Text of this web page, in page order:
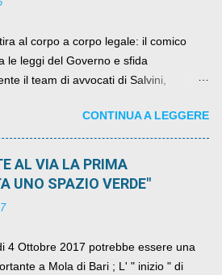
al corpo a corpo legale: il comico
le leggi del Governo e sfida
il team di avvocati di Salvini,
CONTINUA A LEGGERE
AL VIA LA PRIMA
UNO SPAZIO VERDE"
4 Ottobre 2017 potrebbe essere una
a Mola di Bari ; L' " inizio " di